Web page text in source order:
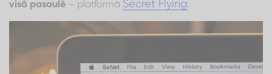
visā pasaulē – platformā Secret Flying.